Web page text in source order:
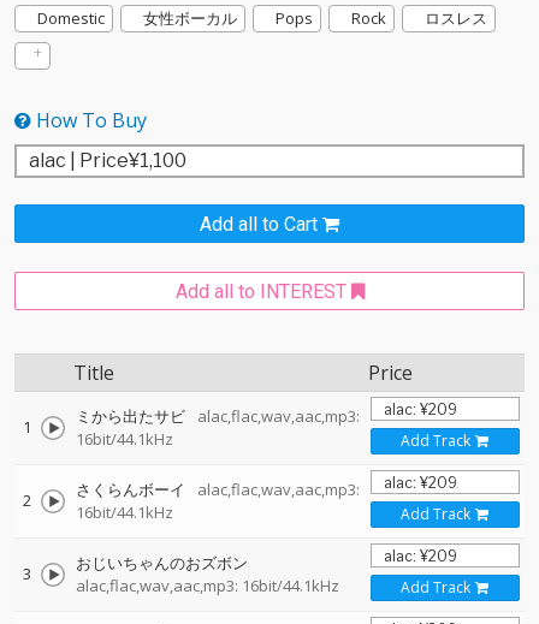
Domestic
女性ボーカル Pops Rock ロスレス
How To Buy
Add all to Cart
Add all to INTEREST
Title Price
1 ミから出たサビ
alac,flac,wav,aac,mp3:
16bit/44.1kHz
Add Track
2 さくらんボーイ
alac,flac,wav,aac,mp3:
16bit/44.1kHz
Add Track
3
おじいちゃんのおズボン
alac,flac,wav,aac,mp3: 16bit/44.1kHz
Add Track